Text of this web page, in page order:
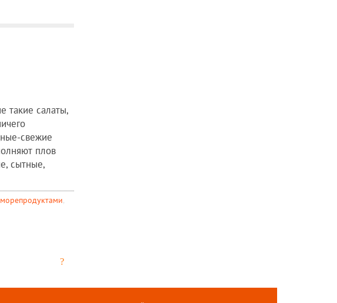
такие салаты,
свежие
плов
сытные,
,